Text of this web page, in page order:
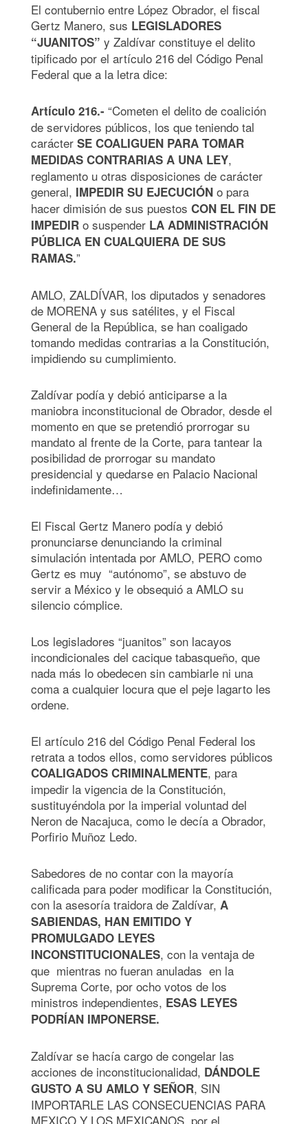
El contubernio entre López Obrador, el fiscal
Gertz Manero, sus LEGISLADORES
“JUANITOS” y Zaldívar constituye el delito
tipificado por el artículo 216 del Código Penal
Federal que a la letra dice:
Artículo 216.- “Cometen el delito de coalición
de servidores públicos, los que teniendo tal
carácter SE COALIGUEN PARA TOMAR
MEDIDAS CONTRARIAS A UNA LEY,
reglamento u otras disposiciones de carácter
general, IMPEDIR SU EJECUCIÓN o para
hacer dimisión de sus puestos CON EL FIN DE
IMPEDIR o suspender LA ADMINISTRACIÓN
PÚBLICA EN CUALQUIERA DE SUS
RAMAS.”
AMLO, ZALDÍVAR, los diputados y senadores
de MORENA y sus satélites, y el Fiscal
General de la República, se han coaligado
tomando medidas contrarias a la Constitución,
impidiendo su cumplimiento.
Zaldívar podía y debió anticiparse a la
maniobra inconstitucional de Obrador, desde el
momento en que se pretendió prorrogar su
mandato al frente de la Corte, para tantear la
posibilidad de prorrogar su mandato
presidencial y quedarse en Palacio Nacional
indefinidamente…
El Fiscal Gertz Manero podía y debió
pronunciarse denunciando la criminal
simulación intentada por AMLO, PERO como
Gertz es muy “autónomo”, se abstuvo de
servir a México y le obsequió a AMLO su
silencio cómplice.
Los legisladores “juanitos” son lacayos
incondicionales del cacique tabasqueño, que
nada más lo obedecen sin cambiarle ni una
coma a cualquier locura que el peje lagarto les
ordene.
El artículo 216 del Código Penal Federal los
retrata a todos ellos, como servidores públicos
COALIGADOS CRIMINALMENTE, para
impedir la vigencia de la Constitución,
sustituyéndola por la imperial voluntad del
Neron de Nacajuca, como le decía a Obrador,
Porfirio Muñoz Ledo.
Sabedores de no contar con la mayoría
calificada para poder modificar la Constitución,
con la asesoría traidora de Zaldívar, A
SABIENDAS, HAN EMITIDO Y
PROMULGADO LEYES
INCONSTITUCIONALES, con la ventaja de
que mientras no fueran anuladas en la
Suprema Corte, por ocho votos de los
ministros independientes, ESAS LEYES
PODRÍAN IMPONERSE.
Zaldívar se hacía cargo de congelar las
acciones de inconstitucionalidad, DÁNDOLE
GUSTO A SU AMLO Y SEÑOR, SIN
IMPORTARLE LAS CONSECUENCIAS PARA
MEXICO Y LOS MEXICANOS, por el